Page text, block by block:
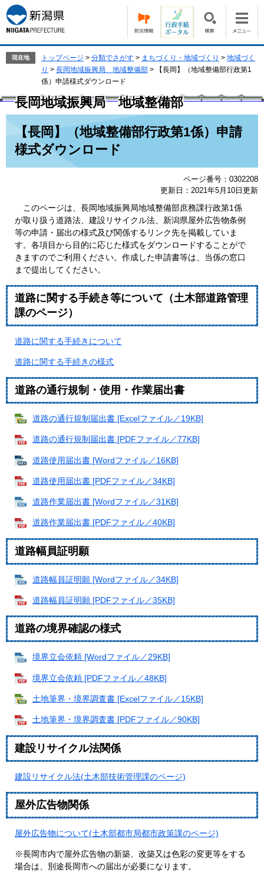
ー
ジ
の
ニ
ュ
ー
て
本
現在地 トップページ > 分類でさがす > まちづくり・地域づくり > 地域づく
り > 長岡地域振興局 地域整備部 >
【長岡】（地域整備部行政第1
係）申請様式ダウンロード
長岡地域振興局 地域整備部
【長岡】（地域整備部行政第1係）申請
様式ダウンロード
ページ番号：0302208
更新日：2021年5月10日更新
このページは、長岡地域振興局地域整備部庶務課行政第1係
が取り扱う道路法、建設リサイクル法、新潟県屋外広告物条例
等の申請・届出の様式及び関係するリンク先を掲載していま
す。各項目から目的に応じた様式をダウンロードすることがで
きますのでご利用ください。作成した申請書等は、当係の窓口
まで提出してください。
道路に関する手続き等について（土木部道路管理
課のページ）
道路に関する手続きについて
道路に関する手続きの様式
道路の通行規制・使用・作業届出書
道路の通行規制届出書 [Excelファイル／19KB]
道路の通行規制届出書 [PDFファイル／77KB]
道路使用届出書 [Wordファイル／16KB]
道路使用届出書 [PDFファイル／34KB]
道路作業届出書 [Wordファイル／31KB]
道路作業届出書 [PDFファイル／40KB]
道路幅員証明願
道路幅員証明願 [Wordファイル／34KB]
道路幅員証明願 [PDFファイル／35KB]
道路の境界確認の様式
境界立会依頼 [Wordファイル／29KB]
境界立会依頼 [PDFファイル／48KB]
土地筆界・境界調査書 [Excelファイル／15KB]
土地筆界・境界調査書 [PDFファイル／90KB]
建設リサイクル法関係
建設リサイクル法(土木部技術管理課のページ)
屋外広告物関係
屋外広告物について(土木部都市局都市政策課のページ)
※長岡市内で屋外広告物の新築、改築又は色彩の変更等をする
場合は、別途長岡市への届出が必要になります。